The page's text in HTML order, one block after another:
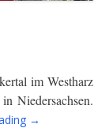
im Westharz
Niedersachsen.
“Felsklettern
→